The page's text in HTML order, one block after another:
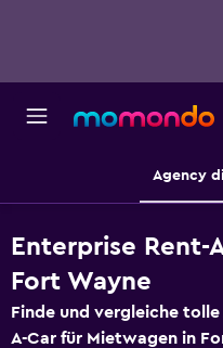
Agency
Enterprise Rent-
Fort Wayne
Finde und vergleiche
A-Car für Mietwagen in